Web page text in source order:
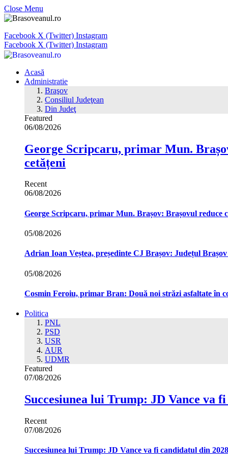
Close Menu
Facebook X (Twitter) Instagram
Facebook X (Twitter) Instagram
Acasă
Administratie
Braşov
Consiliul Judeţean
Din Judeţ
Featured
06/08/2026
George Scripcaru, primar Mun.
cetățeni
Recent
06/08/2026
George Scripcaru, primar Mun. Brașov: Brașovul reduce
05/08/2026
Adrian Ioan Veștea, președinte CJ Brașov: Județul
05/08/2026
Cosmin Feroiu, primar Bran: Două noi străzi asfaltate în
Politica
PNL
PSD
USR
AUR
UDMR
Featured
07/08/2026
Succesiunea lui Trump: JD Vance va
Recent
07/08/2026
Succesiunea lui Trump: JD Vance va fi candidatul din